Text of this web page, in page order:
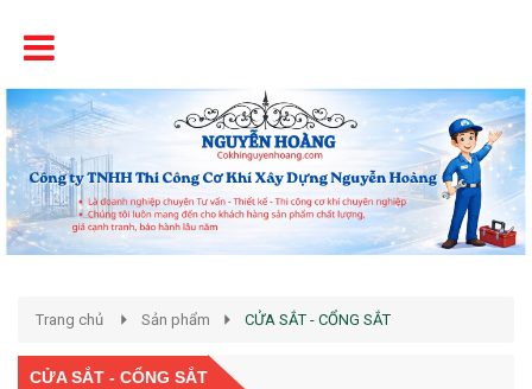
Trang chủ Sản phẩm CỬA SẮT - CỔNG SẮT
CỬA SẮT - CỔNG SẮT